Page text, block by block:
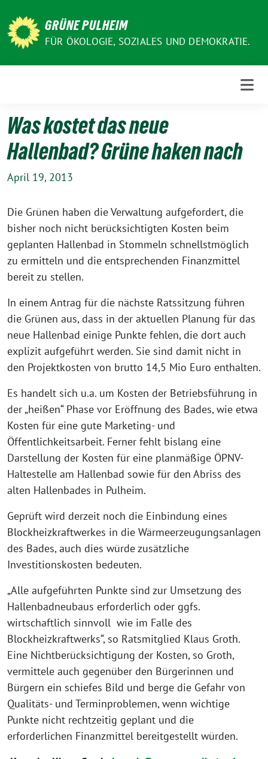
zum
Inhalt
GRÜNE PULHEIM
FÜR ÖKOLOGIE, SOZIALES UND DEMOKRATIE.
Was kostet das neue
Hallenbad? Grüne haken nach
April 19, 2013
Die Grünen haben die Verwaltung aufgefordert, die
bisher noch nicht berücksichtigten Kosten beim
geplanten Hallenbad in Stommeln schnellstmöglich
zu ermitteln und die entsprechenden Finanzmittel
bereit zu stellen.
In einem Antrag für die nächste Ratssitzung führen
die Grünen aus, dass in der aktuellen Planung für das
neue Hallenbad einige Punkte fehlen, die dort auch
explizit aufgeführt werden. Sie sind damit nicht in
den Projektkosten von brutto 14,5 Mio Euro enthalten.
Es handelt sich u.a. um Kosten der Betriebsführung in
der „heißen“ Phase vor Eröffnung des Bades, wie etwa
Kosten für eine gute Marketing- und
Öffentlichkeitsarbeit. Ferner fehlt bislang eine
Darstellung der Kosten für eine planmäßige ÖPNV-
Haltestelle am Hallenbad sowie für den Abriss des
alten Hallenbades in Pulheim.
Geprüft wird derzeit noch die Einbindung eines
Blockheizkraftwerkes in die Wärmeerzeugungsanlagen
des Bades, auch dies würde zusätzliche
Investitionskosten bedeuten.
„Alle aufgeführten Punkte sind zur Umsetzung des
Hallenbadneubaus erforderlich oder ggfs.
wirtschaftlich sinnvoll wie im Falle des
Blockheizkraftwerks“, so Ratsmitglied Klaus Groth.
Eine Nichtberücksichtigung der Kosten, so Groth,
vermittele auch gegenüber den Bürgerinnen und
Bürgern ein schiefes Bild und berge die Gefahr von
Qualitäts- und Terminproblemen, wenn wichtige
Punkte nicht rechtzeitig geplant und die
erforderlichen Finanzmittel bereitgestellt würden.